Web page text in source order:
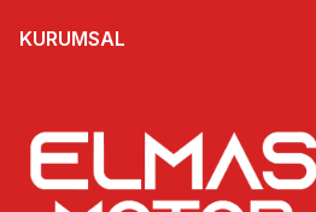
KURUMSAL